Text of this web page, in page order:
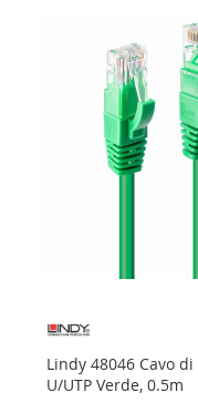
Lindy 48046 Cavo di
U/UTP Verde, 0.5m